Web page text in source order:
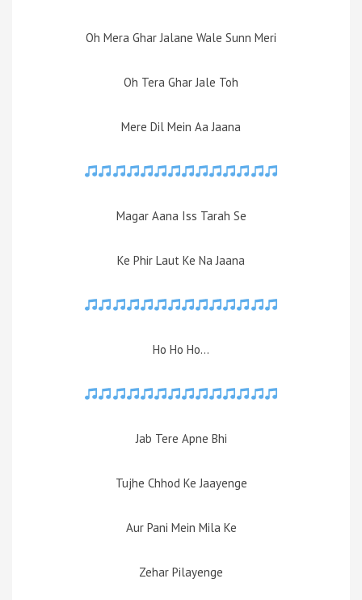
Oh Mera Ghar Jalane Wale Sunn Meri
Oh Tera Ghar Jale Toh
Mere Dil Mein Aa Jaana
Magar Aana Iss Tarah Se
Ke Phir Laut Ke Na Jaana
Ho Ho Ho…
Jab Tere Apne Bhi
Tujhe Chhod Ke Jaayenge
Aur Pani Mein Mila Ke
Zehar Pilayenge